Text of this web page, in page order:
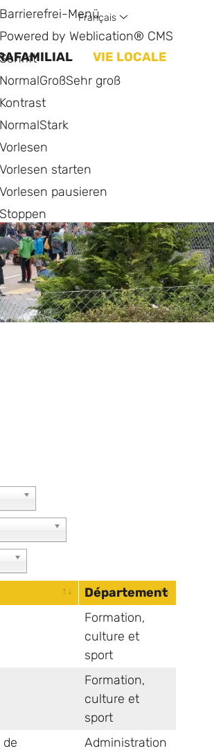
Barrierefrei-Menü
Powered by Weblication® CMS
Schrift
NormalGroßSehr groß
Kontrast
NormalStark
Vorlesen
Vorlesen starten
Vorlesen pausieren
Stoppen
Français
VIE LOCALE
Département
Formation,
culture et
sport
Formation,
culture et
sport
Administration